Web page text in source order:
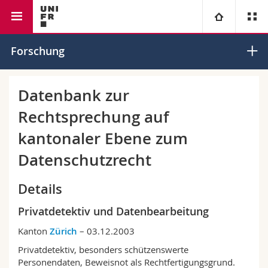
Universität
Campus
Forschung
Weiterbildung
Theologische Fak.
Rechtswissenschaftliche Fak.
Philosophische Fak.
Fak. für Erziehungs- und Bildungswissenschaften
Informationen für
Studieninteressierte
Medien
Forschende
Ressourcen
Ortsplan
Bibliotheken
Rechtswissenschaftliche Fakultät Institut für Europarecht
Forschung
Datenbank zur
Rechtsprechung auf
kantonaler Ebene zum
Datenschutzrecht
Details
Privatdetektiv und Datenbearbeitung
Kanton Zürich – 03.12.2003
Privatdetektiv, besonders schützenswerte
Personendaten, Beweisnot als Rechtfertigungsgrund.